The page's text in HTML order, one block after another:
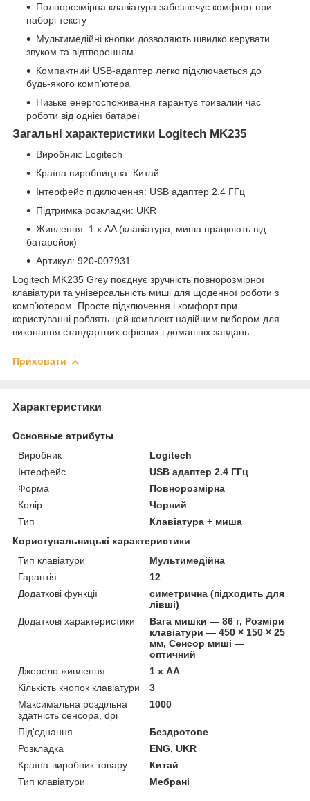
Полнорозмірна клавіатура забезпечує комфорт при
наборі тексту
Мультимедійні кнопки дозволяють швидко керувати
звуком та відтворенням
Компактний USB-адаптер легко підключається до
будь-якого комп’ютера
Низьке енергоспоживання гарантує тривалий час
роботи від однієї батареї
Загальні характеристики Logitech MK235
Виробник: Logitech
Країна виробництва: Китай
Інтерфейс підключення: USB адаптер 2.4 ГГц
Підтримка розкладки: UKR
Живлення: 1 х AA (клавіатура, миша працюють від
батарейок)
Артикул: 920-007931
Logitech MK235 Grey поєднує зручність повнорозмірної
клавіатури та універсальність миші для щоденної роботи з
комп’ютером. Просте підключення і комфорт при
користуванні роблять цей комплект надійним вибором для
виконання стандартних офісних і домашніх завдань.
Приховати
Характеристики
Основные атрибуты
Виробник
Logitech
Інтерфейс
USB адаптер 2.4 ГГц
Форма
Повнорозмірна
Колір
Чорний
Тип
Клавіатура + миша
Користувальницькі характеристики
Тип клавіатури
Мультимедійна
Гарантія
12
Додаткові функції
симетрична (підходить для
лівші)
Додаткові характеристики
Вага мишки — 86 г, Розміри
клавіатури — 450 × 150 × 25
мм, Сенсор миші —
оптичний
Джерело живлення
1 х AА
Кількість кнопок клавіатури
3
Максимальна роздільна
здатність сенсора, dpi
1000
Під'єднання
Бездротове
Розкладка
ENG, UKR
Країна-виробник товару
Китай
Тип клавіатури
Мебрані